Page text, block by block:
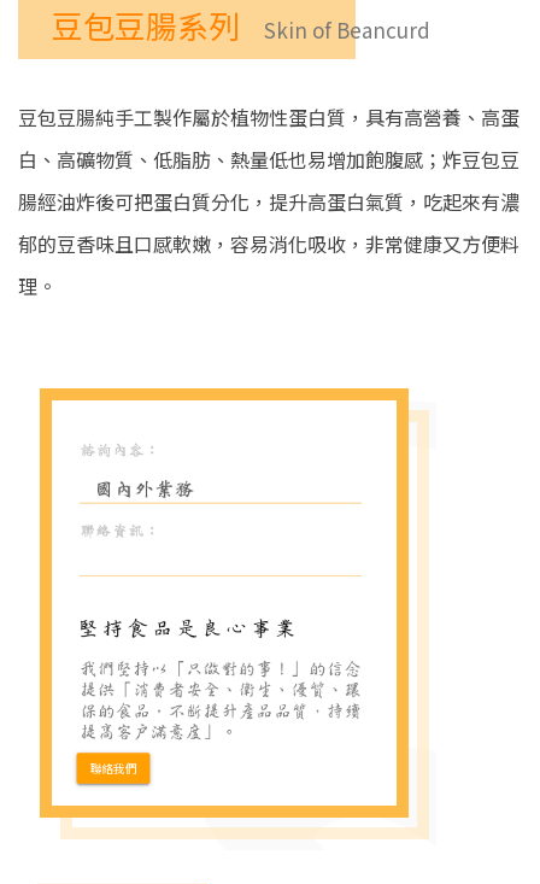
豆包豆腸系列 Skin of Beancurd
豆包豆腸純手工製作屬於植物性蛋白質，具有高營養、高蛋
白、高礦物質、低脂肪、熱量低也易增加飽腹感；炸豆包豆
腸經油炸後可把蛋白質分化，提升高蛋白氣質，吃起來有濃
郁的豆香味且口感軟嫩，容易消化吸收，非常健康又方便料
理。
聯絡我們